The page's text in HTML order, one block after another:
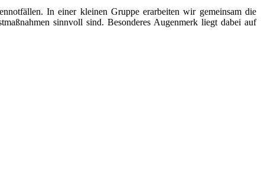
In einer kleinen Gruppe erarbeiten wir gemeinsam die
sinnvoll sind. Besonderes Augenmerk liegt dabei auf